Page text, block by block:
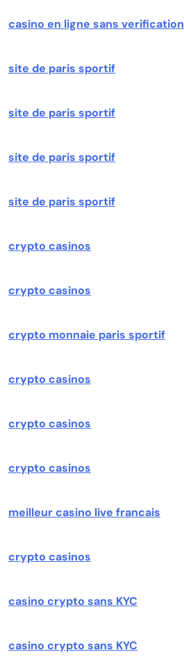
casino en ligne sans verification
site de paris sportif
site de paris sportif
site de paris sportif
site de paris sportif
crypto casinos
crypto casinos
crypto monnaie paris sportif
crypto casinos
crypto casinos
crypto casinos
meilleur casino live francais
crypto casinos
casino crypto sans KYC
casino crypto sans KYC